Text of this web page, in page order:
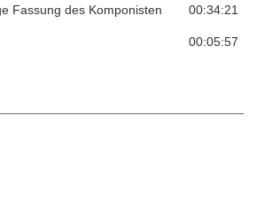
Fassung des Komponisten
00:34:21
00:05:57